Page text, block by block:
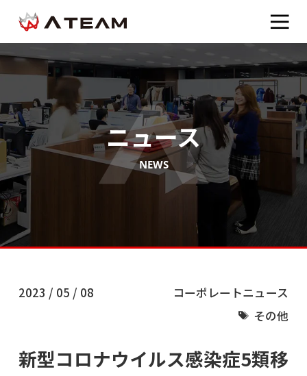
ニュース
NEWS
2023 / 05 / 08
コーポレートニュース
その他
新型コロナウイルス感染症5類移